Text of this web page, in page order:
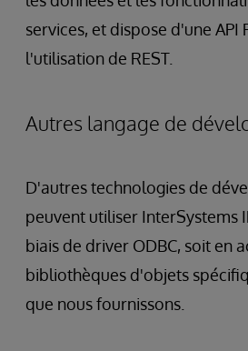
services, et dispose d'une API
l'utilisation de REST.
Autres langage de
D'autres technologies de
peuvent utiliser InterSystems
biais de driver ODBC, soit en
bibliothèques d'objets
que nous fournissons.